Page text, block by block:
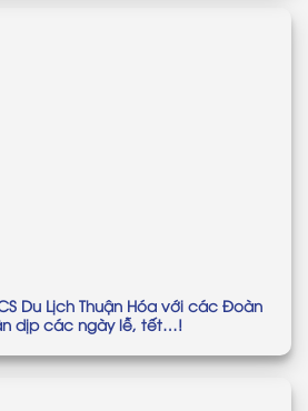
Du Lịch Thuận Hóa với các Đoàn
dịp các ngày lễ, tết…!